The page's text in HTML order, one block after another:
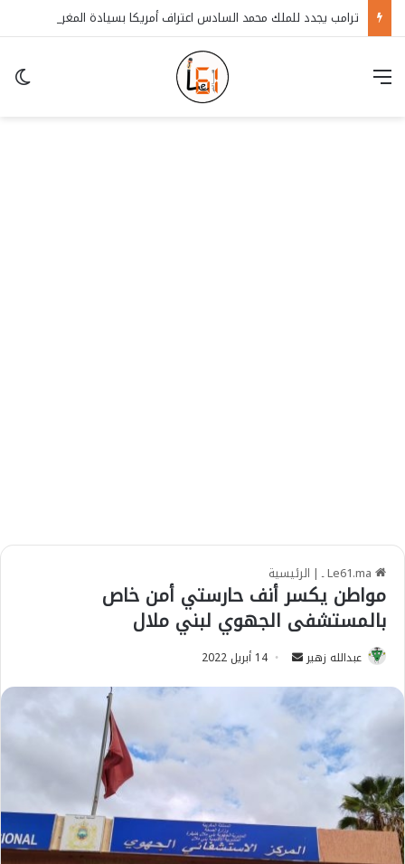
| الرئيسية
مواطن يكسر أنف حارستي أمن خاص
بالمستشفى الجهوي لبني ملال
عبدالله زهير
a
i
14 أبريل 2022